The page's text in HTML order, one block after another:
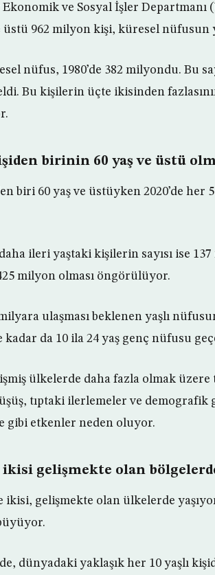
ve Sosyal İşler Departmanı
üstü 962 milyon kişi, küresel nüfusun
nüfus, 1980’de 382 milyondu. Bu
Bu kişilerin üçte ikisinden
birinin 60 yaş ve üstü
biri 60 yaş ve üstüyken 2020’de
ileri yaştaki kişilerin sayısı ise
milyon olması öngörülüyor.
ulaşması beklenen yaşlı
kadar da 10 ila 24 yaş genç nüfusu
ülkelerde daha fazla olmak üzere
tıptaki ilerlemeler ve demografik
gibi etkenler neden oluyor.
ikisi gelişmekte olan
ikisi, gelişmekte olan ülkelerde
dünyadaki yaklaşık her 10 yaşlı